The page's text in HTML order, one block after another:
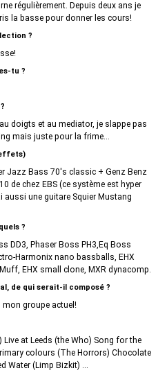
régulièrement. Depuis deux ans je
la basse pour donner les cours!
?
tu ?
doigts et au mediator, je slappe pas
mais juste pour la frime...
Jazz Bass 70's classic + Genz Benz
de chez EBS (ce système est hyper
une guitare Squier Mustang
?
DD3, Phaser Boss PH3,Eq Boss
Harmonix nano bassballs, EHX
EHX small clone, MXR dynacomp.
de qui serait-il composé ?
groupe actuel!
at Leeds (the Who) Song for the
colours (The Horrors) Chocolate
Water (Limp Bizkit) ...